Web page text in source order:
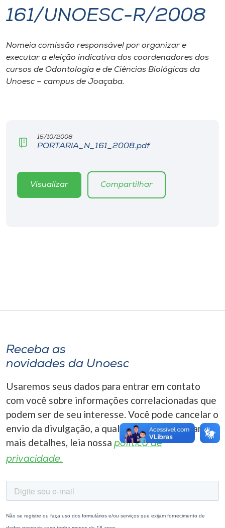
I.nova
Diplomados
Cultura
Biblioteca
Editora
Rádio
A-
161/UNOESC-R/2008
Nomeia comissão responsável por organizar e
executar a eleição indicativa dos coordenadores dos
cursos de Odontologia e de Ciências Biológicas da
Unoesc – campus de Joaçaba.
15/10/2008
PORTARIA_N_161_2008.pdf
Visualizar Compartilhar
Receba as
novidades da Unoesc
Usaremos seus dados para entrar em contato
com você sobre informações correlacionadas que
podem ser de seu interesse. Você pode cancelar o
envio da divulgação, a qualquer momento. Para
mais detalhes, leia nossa política de
privacidade.